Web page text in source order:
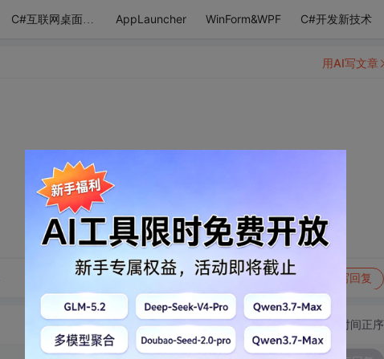
C#互联网桌面应用 AppLauncher WinForm&WPF C#开发新技术
转发到动态 举报 写回复
用AI写文章
切换为时间正序